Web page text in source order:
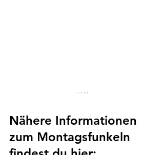
Nähere Informationen
zum Montagsfunkeln